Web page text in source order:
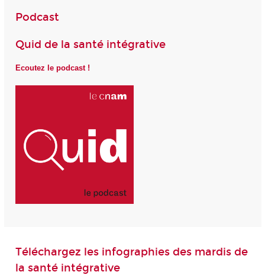
Podcast
Quid de la santé intégrative
Ecoutez le podcast !
Téléchargez les infographies des mardis de
la santé intégrative